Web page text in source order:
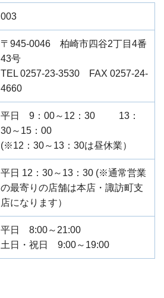
003
〒945-0046 柏崎市四谷2丁目4番
43号
TEL 0257-23-3530 FAX 0257-24-
4660
平日 9：00～12：30 13：
30～15：00
(※12：30～13：30は昼休業）
平日 12：30～13：30 (※通常営業
の最寄りの店舗は本店・諏訪町支
店になります）
平日 8:00～21:00
土日・祝日 9:00～19:00